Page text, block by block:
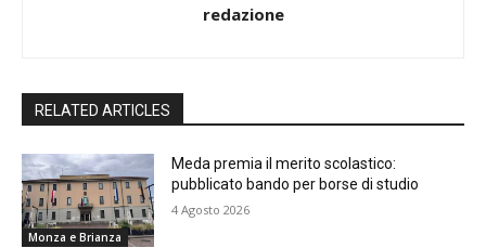
redazione
RELATED ARTICLES
Monza e Brianza
Meda premia il merito scolastico:
pubblicato bando per borse di studio
4 Agosto 2026